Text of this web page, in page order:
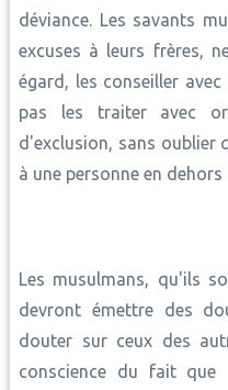
déviance. Les savants
excuses à leurs frères,
égard, les conseiller
pas les traiter avec
d'exclusion, sans oublier
à une personne en dehors
Les musulmans, qu'ils
devront émettre des
douter sur ceux des
conscience du fait que